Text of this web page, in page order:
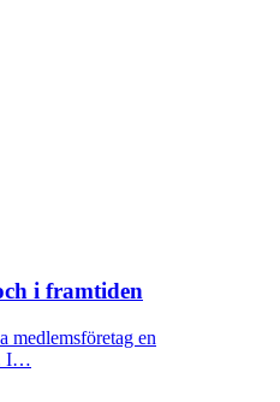
i framtiden
medlemsföretag en
I…